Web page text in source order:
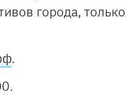
города, только
.